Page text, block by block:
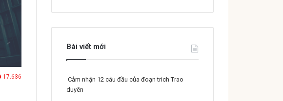
17.636
Bài viết mới
Cảm nhận 12 câu đầu của đoạn trích Trao
duyên